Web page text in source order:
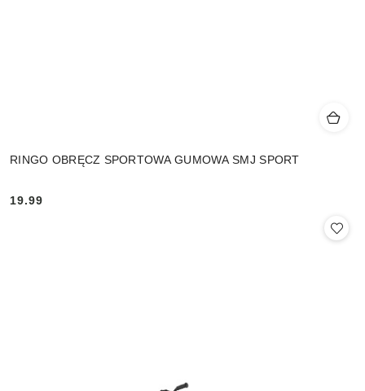
RINGO OBRĘCZ SPORTOWA GUMOWA SMJ SPORT
Cena:
19.99